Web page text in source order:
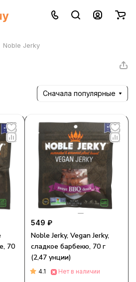
Noble Jerky
Сначала популярные
70
549 ₽
Noble Jerky, Vegan Jerky,
сладкое барбекю, 70 г
(2,47 унции)
4.1 Нет в наличии